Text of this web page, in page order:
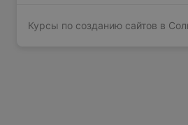
Курсы по созданию сайтов в